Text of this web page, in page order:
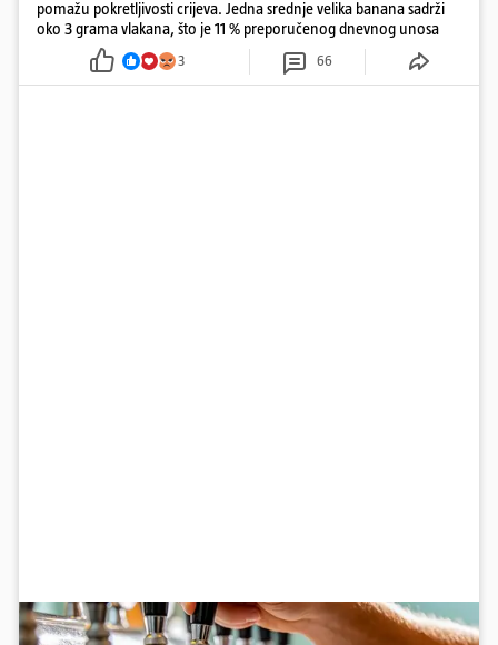
pomažu pokretljivosti crijeva. Jedna srednje velika banana sadrži
oko 3 grama vlakana, što je 11 % preporučenog dnevnog unosa
3 66